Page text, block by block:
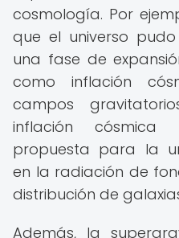
cosmología. Por
que el universo
una fase de
como inflación
campos
inflación cósmica
propuesta para la
en la radiación de
distribución de
Además, la